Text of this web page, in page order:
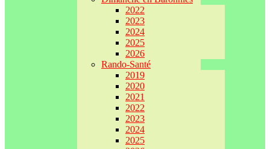
2022
2023
2024
2025
2026
Rando-Santé
2019
2020
2021
2022
2023
2024
2025